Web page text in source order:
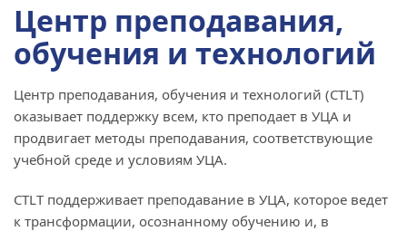
Центр преподавания,
обучения и технологий
Центр преподавания, обучения и технологий (CTLT)
оказывает поддержку всем, кто преподает в УЦА и
продвигает методы преподавания, соответствующие
учебной среде и условиям УЦА.
CTLT поддерживает преподавание в УЦА, которое ведет
к трансформации, осознанному обучению и, в